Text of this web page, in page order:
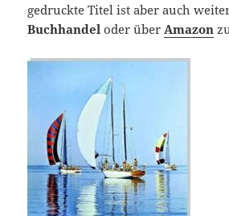
gedruckte Titel ist aber auch
Buchhandel oder überAmazon